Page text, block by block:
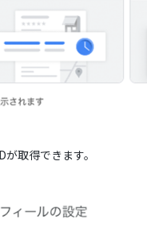
取得できます。